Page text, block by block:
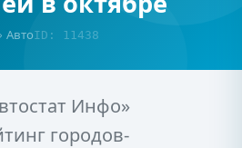
АвтоID: 11438
Инфо»
городов-